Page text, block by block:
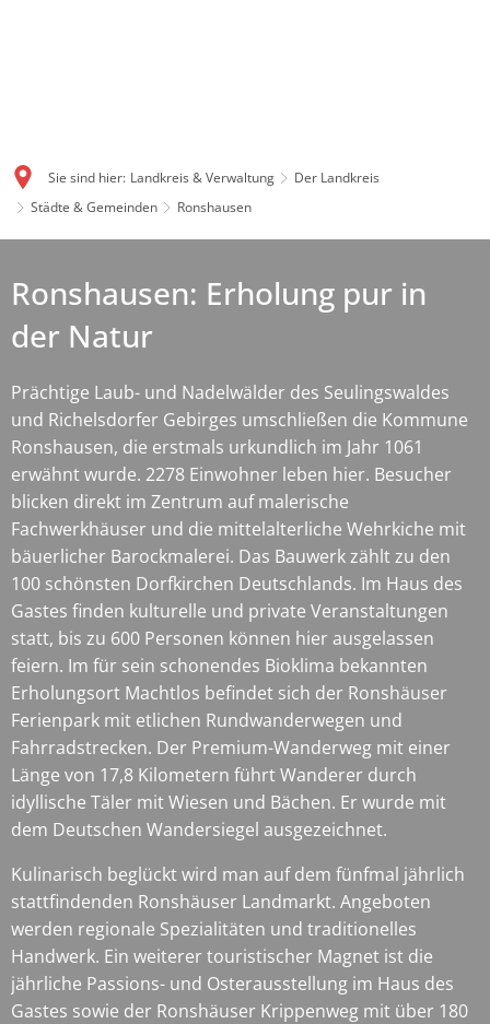
Sie sind hier: Landkreis & Verwaltung
Der Landkreis
Städte & Gemeinden
Ronshausen
Ronshausen: Erholung pur in
der Natur
Prächtige Laub- und Nadelwälder des Seulingswaldes
und Richelsdorfer Gebirges umschließen die Kommune
Ronshausen, die erstmals urkundlich im Jahr 1061
erwähnt wurde. 2278 Einwohner leben hier. Besucher
blicken direkt im Zentrum auf malerische
Fachwerkhäuser und die mittelalterliche Wehrkiche mit
bäuerlicher Barockmalerei. Das Bauwerk zählt zu den
100 schönsten Dorfkirchen Deutschlands. Im Haus des
Gastes finden kulturelle und private Veranstaltungen
statt, bis zu 600 Personen können hier ausgelassen
feiern. Im für sein schonendes Bioklima bekannten
Erholungsort Machtlos befindet sich der Ronshäuser
Ferienpark mit etlichen Rundwanderwegen und
Fahrradstrecken. Der Premium-Wanderweg mit einer
Länge von 17,8 Kilometern führt Wanderer durch
idyllische Täler mit Wiesen und Bächen. Er wurde mit
dem Deutschen Wandersiegel ausgezeichnet.
Kulinarisch beglückt wird man auf dem fünfmal jährlich
stattfindenden Ronshäuser Landmarkt. Angeboten
werden regionale Spezialitäten und traditionelles
Handwerk. Ein weiterer touristischer Magnet ist die
jährliche Passions- und Osterausstellung im Haus des
Gastes sowie der Ronshäuser Krippenweg mit über 180